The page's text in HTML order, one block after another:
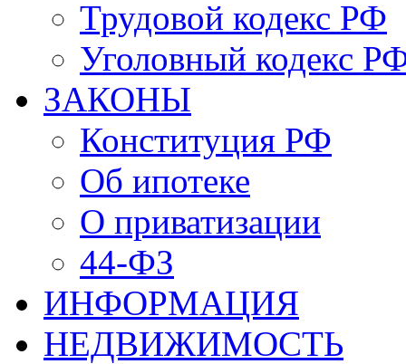
Трудовой кодекс РФ
Уголовный кодекс
ЗАКОНЫ
Конституция РФ
Об ипотеке
О приватизации
44-ФЗ
ИНФОРМАЦИЯ
НЕДВИЖИМОСТЬ